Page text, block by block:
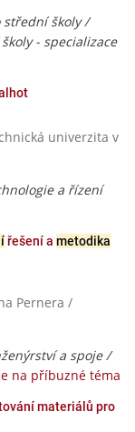
střední školy /
- specializace
univerzita v
a řízení
řešení a metodika
Pernera /
a spoje /
na příbuzné téma
materiálů pro